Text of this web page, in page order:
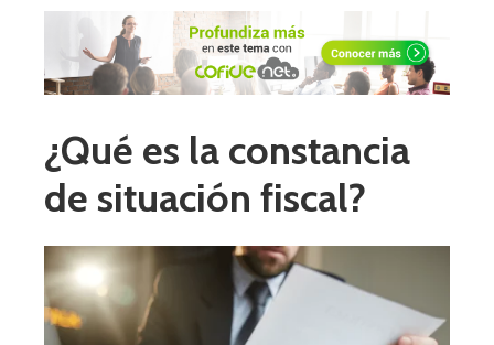
¿Qué es la constancia
de situación fiscal?